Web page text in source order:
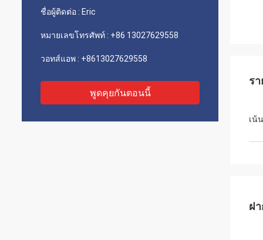
ชื่อผู้ติดต่อ : Eric
หมายเลขโทรศัพท์ : +86 13027629558
วอทส์แอพ : +8613027629558
พูดคุยกันตอนนี้
ร
เน้น
ฝ